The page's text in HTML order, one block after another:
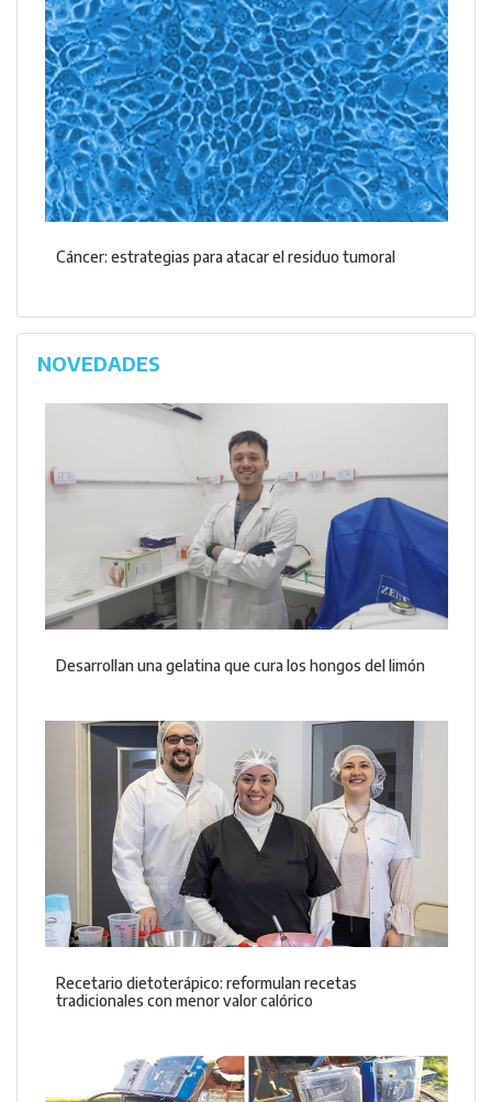
Cáncer: estrategias para atacar el residuo tumoral
NOVEDADES
Desarrollan una gelatina que cura los hongos del limón
Recetario dietoterápico: reformulan recetas
tradicionales con menor valor calórico